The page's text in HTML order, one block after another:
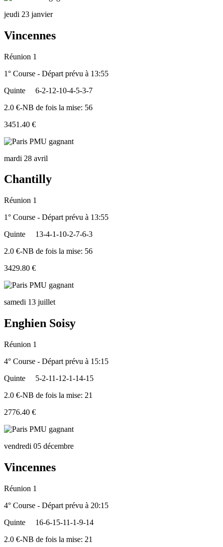
jeudi 23 janvier
Vincennes
Réunion 1
1° Course - Départ prévu à 13:55
Quinte
6-2-12-10-4-5-3-7
2.0 €-NB de fois la mise: 56
3451.40 €
mardi 28 avril
Chantilly
Réunion 1
1° Course - Départ prévu à 13:55
Quinte
13-4-1-10-2-7-6-3
2.0 €-NB de fois la mise: 56
3429.80 €
samedi 13 juillet
Enghien Soisy
Réunion 1
4° Course - Départ prévu à 15:15
Quinte
5-2-11-12-1-14-15
2.0 €-NB de fois la mise: 21
2776.40 €
vendredi 05 décembre
Vincennes
Réunion 1
4° Course - Départ prévu à 20:15
Quinte
16-6-15-11-1-9-14
2.0 €-NB de fois la mise: 21